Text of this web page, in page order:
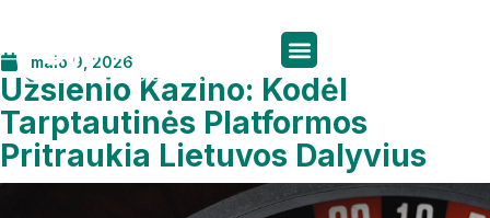
maio 9, 2026
Užsienio Kazino: Kodėl
Tarptautinės Platformos
Pritraukia Lietuvos Dalyvius